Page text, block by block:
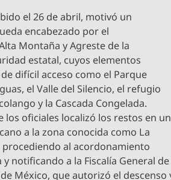
el 26 de abril, motivó un
encabezado por el
Montaña y Agreste de la
estatal, cuyos elementos
difícil acceso como el Parque
el Valle del Silencio, el refugio
y la Cascada Congelada.
los oficiales localizó los restos en un
a la zona conocida como La
procediendo al acordonamiento
notificando a la Fiscalía General de
México, que autorizó el descenso